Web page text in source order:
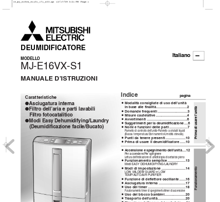
Funzionamento
Prima di usare l’unità
DEUMIDIFICATORE
MODELLO
MJ-E16VX-S1
MANUALE D’ISTRUZIONI
Caratteristiche
●Asciugatura interna
● Filtro dell’aria e parti lavabili
Filtro fotocatalitico
● Modi Easy Dehumidifying/Laundry
(Deumidificazione facile/Bucato)
Indice pagina
¡
Modalità consigliate di uso dell’unità
in base alle finalità................................2
¡ Domande frequenti ...............................3
¡ Misure cautelative .................................4
Avvertimenti ..........................................6
Suggerimenti per la deumidificazione ....6
¡ Nomi e funzioni delle parti ...................7
Pannello di controllo dell’unità-Pannello a cristalli liquidi
(Bassa temperatura/Sbrinamento/Umidità elevata)
¡ Punti da tenere presenti .....................10
¡ Prima di usare il deumidificatore ......10
¡ Accensione e spegnimento dell’unità ....12
Per accendere/Per spegnere
Lettura dell’indicazione di umidità/spia di serbatoio pieno
¡ Funzionamento semplice ...................13
Modi EASY DEHUMIDIFYING/LAUNDR Y
¡ Modi di impostazione .........................14
LOW, MILDEW GUARD e LOW
TEMP/AUTO/AIR PURIFIER
¡ Funzione di deflettore oscillante .......16
Asciugatura interna ............................17
¡ Uso del timer .......................................18
Funzionamento timer di spegnimento/timer di accensione
¡ Uso del blocco bambini......................20
¡ Trasporto dell’unità.............................20
I
Italiano
it_mj_e16vx_s1(01_17)_e33.qx  12/17/09 3:21 PM  Page 1